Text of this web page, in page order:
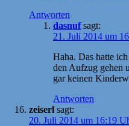
Antworten
dasnuf sagt:
21. Juli 2014 um
Haha. Das hatte
den Aufzug gehen
gar keinen
Antworten
zeiserl sagt:
20. Juli 2014 um 16:19